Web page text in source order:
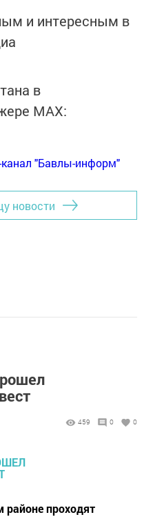
и интересным в
в
MАХ:
канал "Бавлы-информ"
новости
459 0 0
районе проходят